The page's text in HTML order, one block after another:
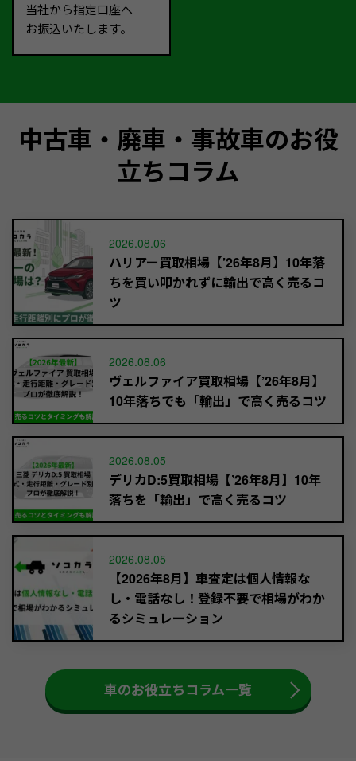
当社から指定口座へ
お振込いたします。
中古車・廃車・事故車のお役
立ちコラム
2026.08.06
ハリアー買取相場【’26年8月】10年落
ちを買い叩かれずに輸出で高く売るコ
ツ
2026.08.06
ヴェルファイア買取相場【’26年8月】
10年落ちでも「輸出」で高く売るコツ
2026.08.05
デリカD:5買取相場【’26年8月】10年
落ちを「輸出」で高く売るコツ
2026.08.05
【2026年8月】車査定は個人情報な
し・電話なし！登録不要で相場がわか
るシミュレーション
車のお役立ちコラム一覧